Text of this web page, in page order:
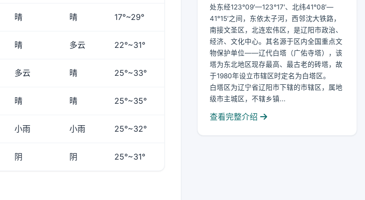
晴 晴 17°~29°
晴 多云 22°~31°
多云 晴 25°~33°
晴 晴 25°~35°
小雨 小雨 25°~32°
阴 阴 25°~31°
处东经123°09′—123°17′、北纬41°08′—
41°15′之间，东依太子河，西邻沈大铁路，
南接文圣区，北连宏伟区，是辽阳市政治、
经济、文化中心。其名源于区内全国重点文
物保护单位——辽代白塔（广佑寺塔），该
塔为东北地区现存最高、最古老的砖塔，故
于1980年设立市辖区时定名为白塔区。
白塔区为辽宁省辽阳市下辖的市辖区，属地
级市主城区，不辖乡镇...
查看完整介绍